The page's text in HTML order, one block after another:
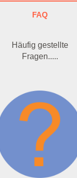
FAQ
Häufig gestellte
Fragen.....